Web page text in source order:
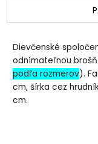
Dievčenské
odnímateľnou
podľa rozmerov).
cm, šírka cez
cm.